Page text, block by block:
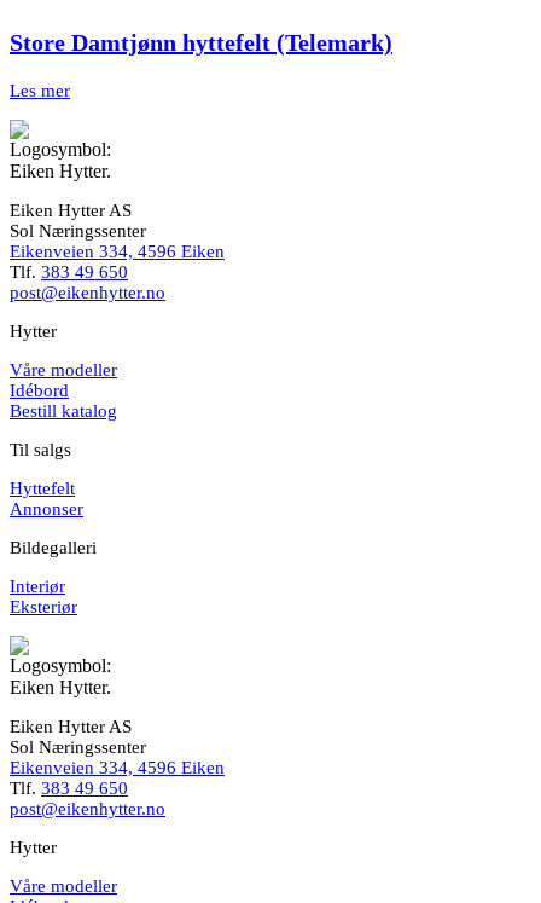
Store Damtjønn hyttefelt (Telemark)
Les mer
Eiken Hytter AS
Sol Næringssenter
Eikenveien 334, 4596 Eiken
Tlf. 383 49 650
post@eikenhytter.no
Hytter
Våre modeller
Idébord
Bestill katalog
Til salgs
Hyttefelt
Annonser
Bildegalleri
Interiør
Eksteriør
Eiken Hytter AS
Sol Næringssenter
Eikenveien 334, 4596 Eiken
Tlf. 383 49 650
post@eikenhytter.no
Hytter
Våre modeller